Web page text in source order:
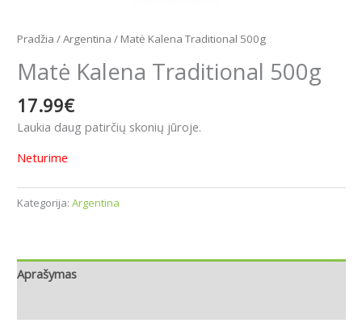
Pradžia /Argentina / Matė Kalena Traditional 500g
Matė Kalena Traditional 500g
17.99€
Laukia daug patirčių skonių jūroje.
Neturime
Kategorija: Argentina
Aprašymas